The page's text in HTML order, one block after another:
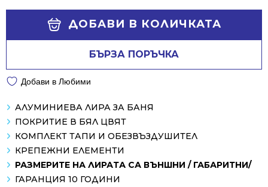
99.37 €
79.50 €
ДОБАВИ В КОЛИЧКАТА
БЪРЗА ПОРЪЧКА
Добави в Любими
АЛУМИНИЕВА ЛИРА ЗА БАНЯ
ПОКРИТИЕ В БЯЛ ЦВЯТ
КОМПЛЕКТ ТАПИ И ОБЕЗВЪЗДУШИТЕЛ
КРЕПЕЖНИ ЕЛЕМЕНТИ
РАЗМЕРИТЕ НА ЛИРАТА СА ВЪНШНИ / ГАБАРИТНИ/
ГАРАНЦИЯ 10 ГОДИНИ